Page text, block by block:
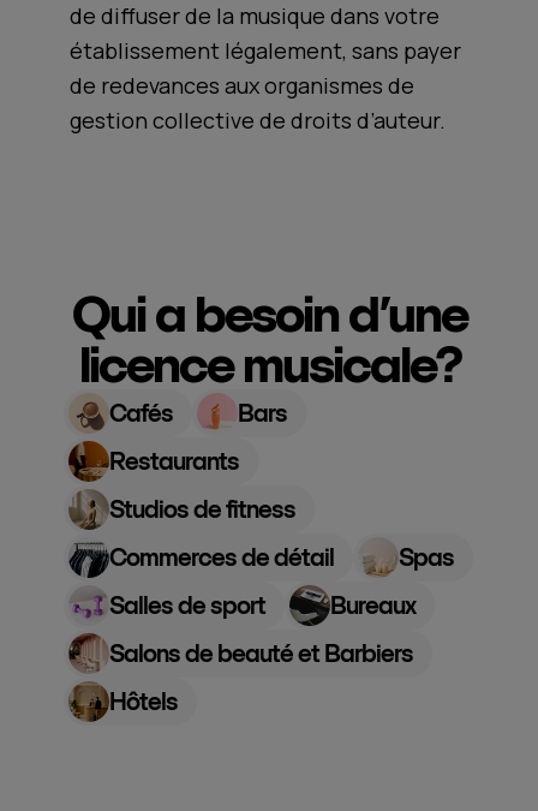
de diffuser de la musique dans votre
établissement légalement, sans payer
de redevances aux organismes de
gestion collective de droits d’auteur.
Qui a besoin d’une
licence musicale?
Cafés
Bars
Restaurants
Studios de fitness
Commerces de détail
Spas
Salles de sport
Bureaux
Salons de beauté et Barbiers
Hôtels